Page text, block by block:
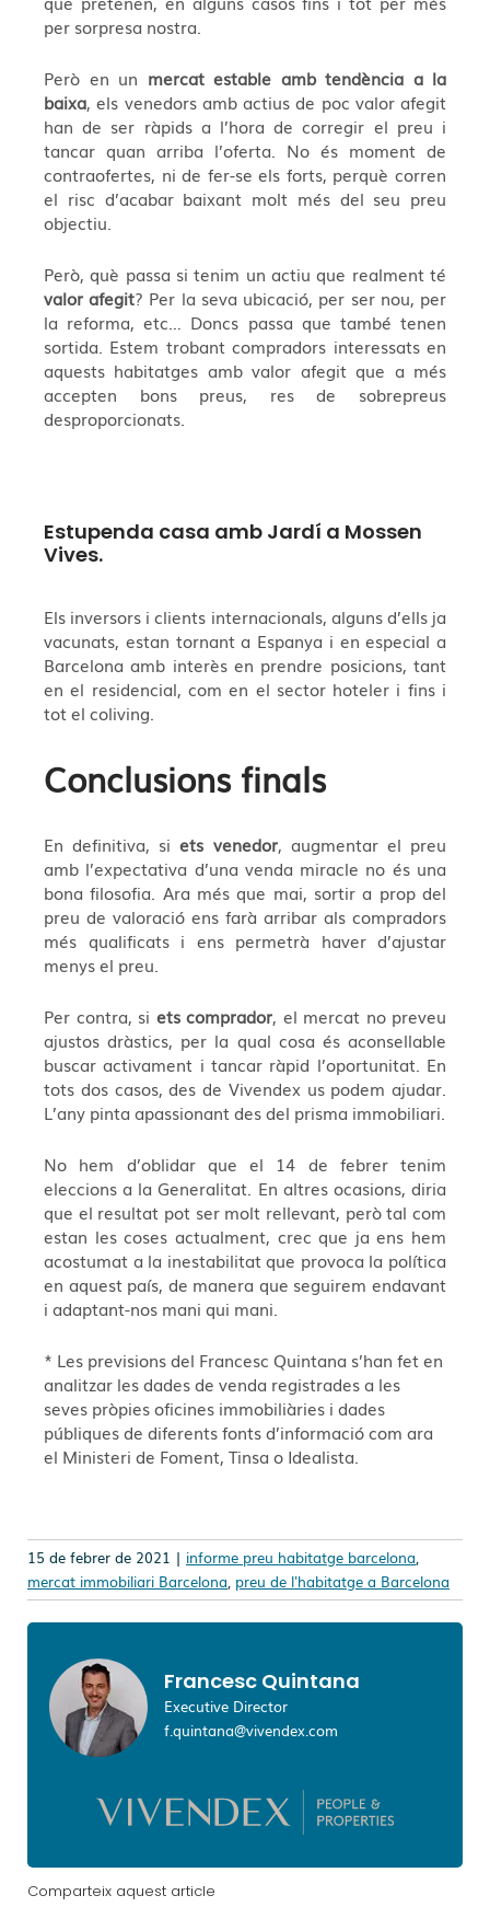
per sorpresa nostra.
Però en un mercat estable amb tendència a la
baixa, els venedors amb actius de poc valor afegit
han de ser ràpids a l’hora de corregir el preu i
tancar quan arriba l’oferta. No és moment de
contraofertes, ni de fer-se els forts, perquè corren
el risc d’acabar baixant molt més del seu preu
objectiu.
Però, què passa si tenim un actiu que realment té
valor afegit? Per la seva ubicació, per ser nou, per
la reforma, etc… Doncs passa que també tenen
sortida. Estem trobant compradors interessats en
aquests habitatges amb valor afegit que a més
accepten bons preus, res de sobrepreus
desproporcionats.
Estupenda casa amb Jardí a Mossen
Vives.
Els inversors i clients internacionals, alguns d’ells ja
vacunats, estan tornant a Espanya i en especial a
Barcelona amb interès en prendre posicions, tant
en el residencial, com en el sector hoteler i fins i
tot el coliving.
Conclusions finals
En definitiva, siets venedor, augmentar el preu
amb l’expectativa d’una venda miracle no és una
bona filosofia. Ara més que mai, sortir a prop del
preu de valoració ens farà arribar als compradors
més qualificats i ens permetrà haver d’ajustar
menys el preu.
Per contra, si ets comprador, el mercat no preveu
ajustos dràstics, per la qual cosa és aconsellable
buscar activament i tancar ràpid l’oportunitat. En
tots dos casos, des de Vivendex us podem ajudar.
L’any pinta apassionant des del prisma immobiliari.
No hem d’oblidar que el 14 de febrer tenim
eleccions a la Generalitat. En altres ocasions, diria
que el resultat pot ser molt rellevant, però tal com
estan les coses actualment, crec que ja ens hem
acostumat a la inestabilitat que provoca la política
en aquest país, de manera que seguirem endavant
i adaptant-nos mani qui mani.
* Les previsions del Francesc Quintana s’han fet en
analitzar les dades de venda registrades a les
seves pròpies oficines immobiliàries i dades
públiques de diferents fonts d’informació com ara
el Ministeri de Foment, Tinsa o Idealista.
15 de febrer de 2021 | informe preu habitatge barcelona
mercat immobiliari Barcelona preu de l'habitatge a Barcelona
Francesc Quintana
Executive Director
f.quintana@vivendex.com
Comparteix aquest article